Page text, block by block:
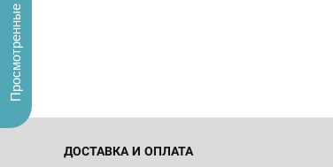
ДОСТАВКА И ОПЛАТА
Просмотренные